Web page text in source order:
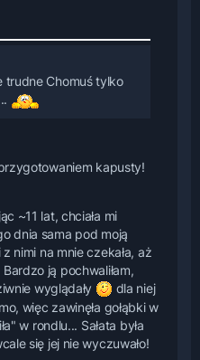
trudne Chomuś tylko
kapusty!
~11 lat, chciała mi
dnia sama pod moją
nimi na mnie czekała, aż
ją pochwaliłam,
wyglądały
dla niej
więc zawinęła gołąbki w
w rondlu... Sałata była
się jej nie wyczuwało!